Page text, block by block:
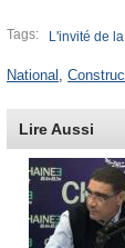
Tags: L'invité de
National ,
Lire Aussi